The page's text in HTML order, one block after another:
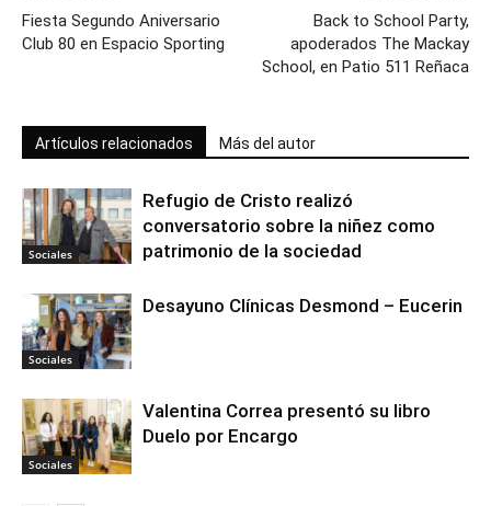
Fiesta Segundo Aniversario
Club 80 en Espacio Sporting
Back to School Party,
apoderados The Mackay
School, en Patio 511 Reñaca
Artículos relacionados Más del autor
Sociales
Refugio de Cristo realizó
conversatorio sobre la niñez como
patrimonio de la sociedad
Sociales
Desayuno Clínicas Desmond – Eucerin
Sociales
Valentina Correa presentó su libro
Duelo por Encargo